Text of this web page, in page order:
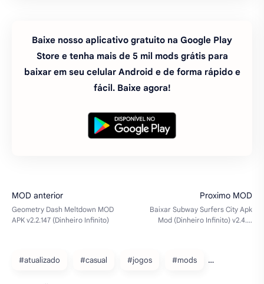
Baixe nosso aplicativo gratuito na Google Play
Store e tenha mais de 5 mil mods grátis para
baixar em seu celular Android e de forma rápido e
fácil. Baixe agora!
#atualizado #casual #jogos #mods